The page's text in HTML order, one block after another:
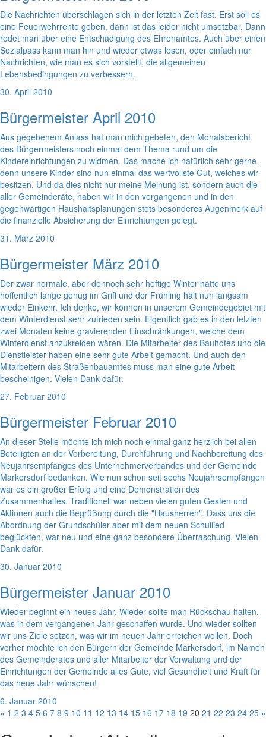
Die Nachrichten überschlagen sich in der letzten Zeit fast. Erst soll es
eine Feuerwehrrente geben, dann ist das leider nicht umsetzbar. Dann
redet man über eine Entschädigung des Ehrenamtes. Auch über einen
Sozialpass kann man hin und wieder etwas lesen, oder einfach nur
Nachrichten, wie man es sich vorstellt, die allgemeinen
Lebensbedingungen zu verbessern.
30. April 2010
Bürgermeister April 2010
Aus gegebenem Anlass hat man mich gebeten, den Monatsbericht
des Bürgermeisters noch einmal dem Thema rund um die
Kindereinrichtungen zu widmen. Das mache ich natürlich sehr gerne,
denn unsere Kinder sind nun einmal das wertvollste Gut, welches wir
besitzen. Und da dies nicht nur meine Meinung ist, sondern auch die
aller Gemeinderäte, haben wir in den vergangenen und in den
gegenwärtigen Haushaltsplanungen stets besonderes Augenmerk auf
die finanzielle Absicherung der Einrichtungen gelegt.
31. März 2010
Bürgermeister März 2010
Der zwar normale, aber dennoch sehr heftige Winter hatte uns
hoffentlich lange genug im Griff und der Frühling hält nun langsam
wieder Einkehr. Ich denke, wir können in unserem Gemeindegebiet mit
dem Winterdienst sehr zufrieden sein. Eigentlich gab es in den letzten
zwei Monaten keine gravierenden Einschränkungen, welche dem
Winterdienst anzukreiden wären. Die Mitarbeiter des Bauhofes und die
Dienstleister haben eine sehr gute Arbeit gemacht. Und auch den
Mitarbeitern des Straßenbauamtes muss man eine gute Arbeit
bescheinigen. Vielen Dank dafür.
27. Februar 2010
Bürgermeister Februar 2010
An dieser Stelle möchte ich mich noch einmal ganz herzlich bei allen
Beteiligten an der Vorbereitung, Durchführung und Nachbereitung des
Neujahrsempfanges des Unternehmerverbandes und der Gemeinde
Markersdorf bedanken. Wie nun schon seit sechs Neujahrsempfängen
war es ein großer Erfolg und eine Demonstration des
Zusammenhaltes. Traditionell war neben vielen guten Gesten und
Aktionen auch die Begrüßung durch die "Hausherren". Dass uns die
Abordnung der Grundschüler aber mit dem neuen Schullied
beglückten, war neu und eine ganz besondere Überraschung. Vielen
Dank dafür.
30. Januar 2010
Bürgermeister Januar 2010
Wieder beginnt ein neues Jahr. Wieder sollte man Rückschau halten,
was in dem vergangenen Jahr geschaffen wurde. Und wieder sollten
wir uns Ziele setzen, was wir im neuen Jahr erreichen wollen. Doch
vorher möchte ich den Bürgern der Gemeinde Markersdorf, im Namen
des Gemeinderates und aller Mitarbeiter der Verwaltung und der
Einrichtungen der Gemeinde alles Gute, viel Gesundheit und Kraft für
das neue Jahr wünschen!
6. Januar 2010
« 1 2 3 4 5 6 7 8 9 10 11 12 13 14 15 16 17 18 19 20 21 22 23 24 25 »